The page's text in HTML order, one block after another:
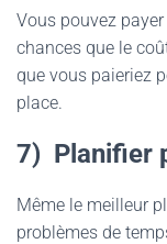
Vous pouvez
chances que le
que vous paieriez
place.
7) Planifier
Même le meilleur
problèmes de